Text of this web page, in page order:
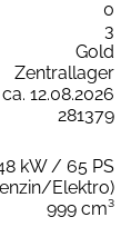
0
3
Gold
Zentrallager
12.08.2026
281379
kW / 65 PS
Elektro)
999 cm³